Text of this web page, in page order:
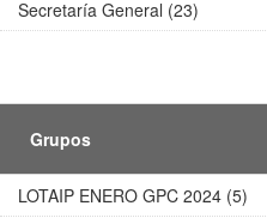
Secretaría General (23)
Grupos
LOTAIP ENERO GPC 2024 (5)